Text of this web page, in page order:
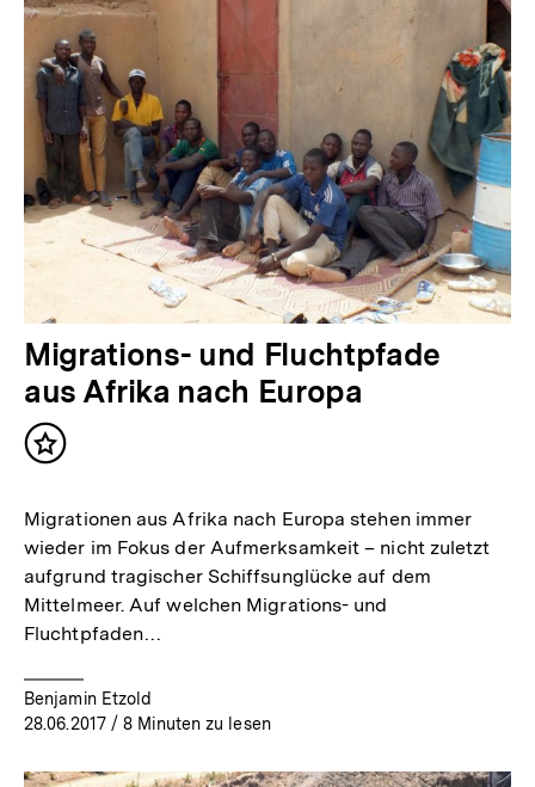
Migrations- und Fluchtpfade
aus Afrika nach Europa
Inhalt
Migrationen aus Afrika nach Europa stehen immer
wieder im Fokus der Aufmerksamkeit – nicht zuletzt
aufgrund tragischer Schiffsunglücke auf dem
Mittelmeer. Auf welchen Migrations- und
Fluchtpfaden…
Benjamin Etzold
28.06.2017/ 8 Minuten zu lesen